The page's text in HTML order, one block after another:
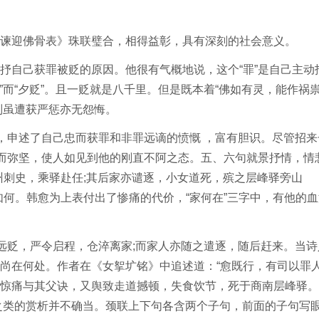
骨表》珠联璧合，相得益彰，具有深刻的社会意义。
获罪被贬的原因。他很有气概地说，这个“罪”是自己主动
“夕贬”。且一贬就是八千里。但是既本着“佛如有灵，能作祸
遭获严惩亦无怨悔。
述了自己忠而获罪和非罪远谪的愤慨 ，富有胆识。尽管招
弥坚，使人如见到他的刚直不阿之态。五、六句就景抒情，情
史，乘驿赴任;其后家亦谴逐，小女道死，殡之层峰驿旁山
。韩愈为上表付出了惨痛的代价，“家何在”三字中，有他的
，严令启程，仓淬离家;而家人亦随之遣逐，随后赶来。当
在何处。作者在《女挐圹铭》中追述道：“愈既行，有司以罪
痛与其父诀，又舆致走道撼顿，失食饮节，死于商南层峰驿。
类的赏析并不确当。颈联上下句各含两个子句，前面的子句写